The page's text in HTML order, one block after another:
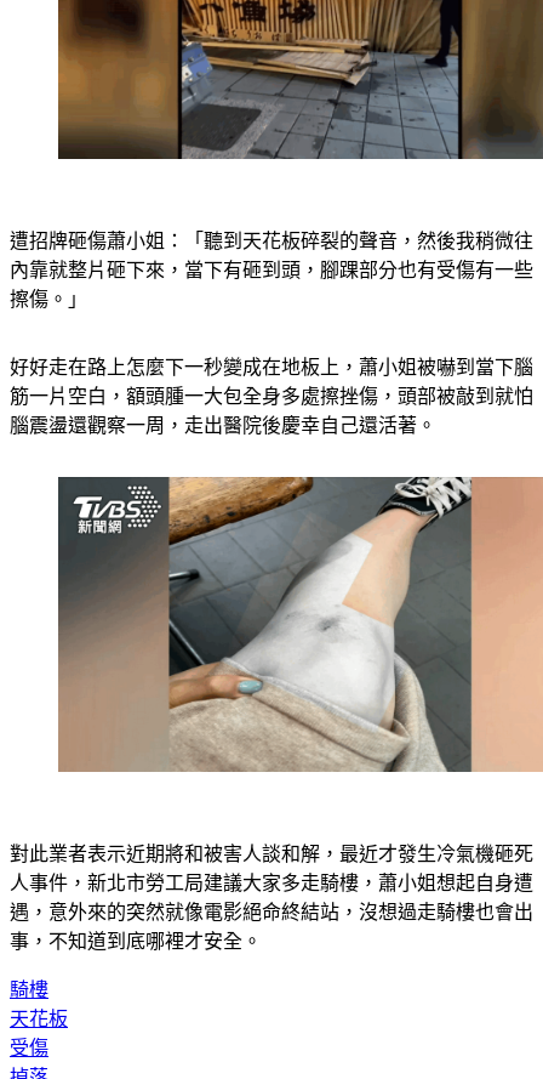
內靠就整片砸下來，當下有砸到頭，腳踝部分也有受傷有一些
擦傷。」
筋一片空白，額頭腫一大包全身多處擦挫傷，頭部被敲到就怕
腦震盪還觀察一周，走出醫院後慶幸自己還活著。
人事件，新北市勞工局建議大家多走騎樓，蕭小姐想起自身遭
遇，意外來的突然就像電影絕命終結站，沒想過走騎樓也會出
事，不知道到底哪裡才安全。
天花板
受傷
掉落